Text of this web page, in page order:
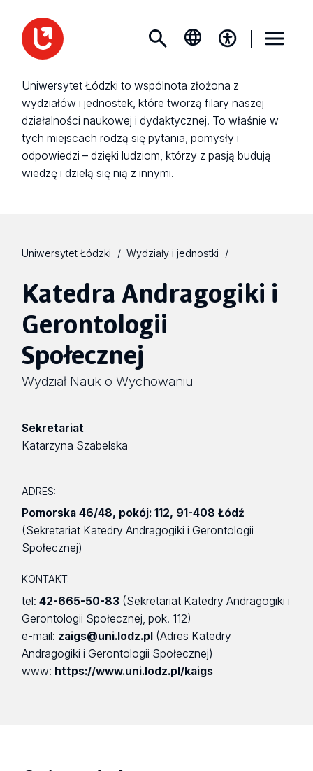
Uniwersytet Łódzki to wspólnota złożona z
wydziałów i jednostek, które tworzą filary naszej
działalności naukowej i dydaktycznej. To właśnie w
tych miejscach rodzą się pytania, pomysły i
odpowiedzi – dzięki ludziom, którzy z pasją budują
wiedzę i dzielą się nią z innymi.
Uniwersytet Łódzki Wydziały i jednostki
Katedra Andragogiki i
Gerontologii
Społecznej
Wydział Nauk o Wychowaniu
Sekretariat
Katarzyna Szabelska
ADRES:
Pomorska 46/48, pokój: 112, 91-408 Łódź
(Sekretariat Katedry Andragogiki i Gerontologii
Społecznej)
KONTAKT:
tel:42-665-50-83 (Sekretariat Katedry Andragogiki i
Gerontologii Społecznej, pok. 112)
e-mail: zaigs@uni.lodz.pl (Adres Katedry
Andragogiki i Gerontologii Społecznej)
www: https://www.uni.lodz.pl/kaigs